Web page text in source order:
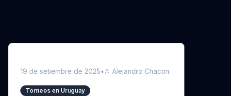
19 de setiembre de 2025• Alejandro Chacon
Torneos en Uruguay